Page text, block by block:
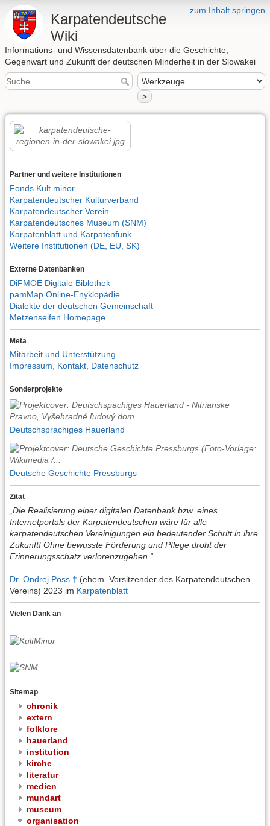
zum Inhalt springen
Karpatendeutsche
Wiki
Informations- und Wissensdatenbank über die Geschichte,
Gegenwart und Zukunft der deutschen Minderheit in der Slowakei
>
Partner und weitere Institutionen
Fonds Kult minor
Karpatendeutscher Kulturverband
Karpatendeutscher Verein
Karpatendeutsches Museum (SNM)
Karpatenblatt und Karpatenfunk
Weitere Institutionen (DE, EU, SK)
Externe Datenbanken
DiFMOE Digitale Biblothek
pamMap Online-Enyklopädie
Dialekte der deutschen Gemeinschaft
Metzenseifen Homepage
Meta
Mitarbeit und Unterstützung
Impressum, Kontakt, Datenschutz
Sonderprojekte
Deutschsprachiges Hauerland
Deutsche Geschichte Pressburgs
Zitat
„Die Realisierung einer digitalen Datenbank bzw. eines
Internetportals der Karpatendeutschen wäre für alle
karpatendeutschen Vereinigungen ein bedeutender Schritt in ihre
Zukunft! Ohne bewusste Förderung und Pflege droht der
Erinnerungsschatz verlorenzugehen.“
Dr. Ondrej Pöss † (ehem. Vorsitzender des Karpatendeutschen
Vereins) 2023 im Karpatenblatt
Vielen Dank an
Sitemap
chronik
extern
folklore
hauerland
institution
kirche
literatur
medien
mundart
museum
organisation